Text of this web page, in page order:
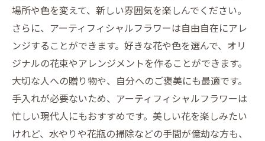
場所や色を変えて、新しい雰囲気を楽しんでください。
さらに、アーティフィシャルフラワーは自由自在にアレ
ンジすることができます。好きな花や色を選んで、オリ
ジナルの花束やアレンジメントを作ることができます。
大切な人への贈り物や、自分へのご褒美にも最適です。
手入れが必要ないため、アーティフィシャルフラワーは
忙しい現代人にもおすすめです。美しい花を楽しみたい
けれど、水やりや花瓶の掃除などの手間が億劫な方も、